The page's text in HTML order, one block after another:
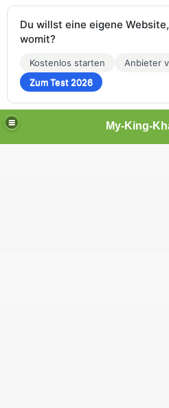
My-King-
Du willst eine eigene
womit?
Kostenlos starten
Anbieter
Zum Test 2026